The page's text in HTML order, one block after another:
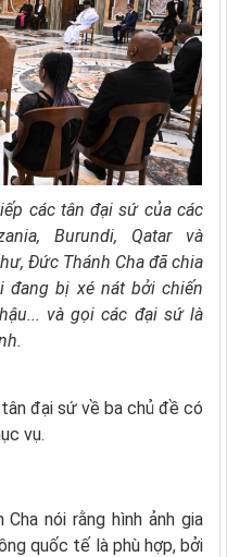
các tân đại sứ của các
Burundi, Qatar và
Đức Thánh Cha đã chia
đang bị xé nát bởi chiến
và gọi các đại sứ là
đại sứ về ba chủ đề có
vụ.
Cha nói rằng hình ảnh gia
quốc tế là phù hợp, bởi